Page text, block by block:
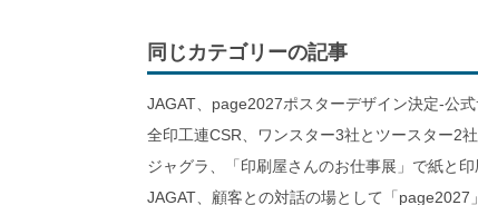
同じカテゴリーの記事
JAGAT、page2027ポスターデザイン決定-公
全印工連CSR、ワンスター3社とツースター2
ジャグラ、「印刷屋さんのお仕事展」で紙と
JAGAT、顧客との対話の場として「page2027